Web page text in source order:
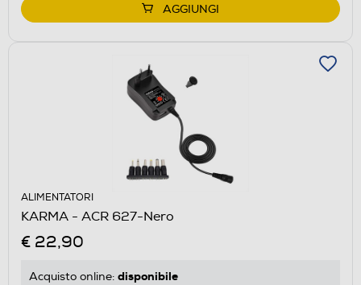
AGGIUNGI
ALIMENTATORI
KARMA - ACR 627-Nero
€ 22,90
Acquisto online: disponibile